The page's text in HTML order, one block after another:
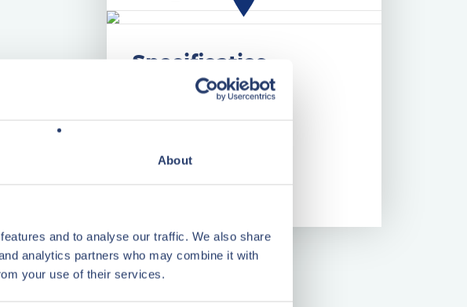
About
and to analyse our traffic. We also share
analytics partners who may combine it with
your use of their services.
Specificaties
Kavelopp.
Kamers
5